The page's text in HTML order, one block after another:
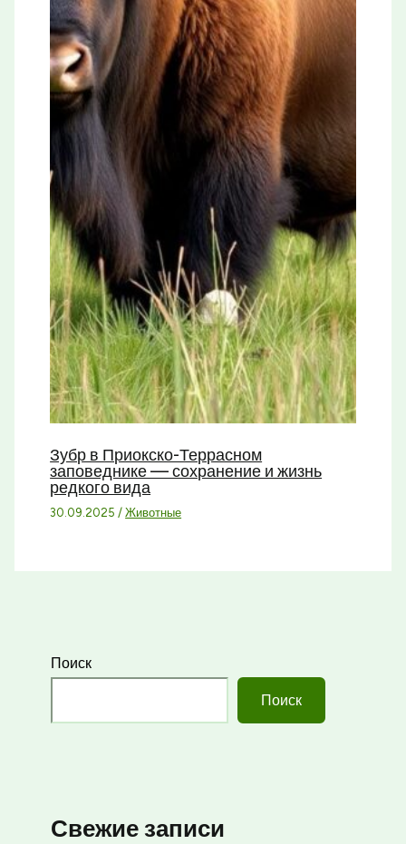
Зубр в Приокско-Террасном
заповеднике — сохранение и жизнь
редкого вида
30.09.2025/Животные
Поиск
Поиск
Свежие записи